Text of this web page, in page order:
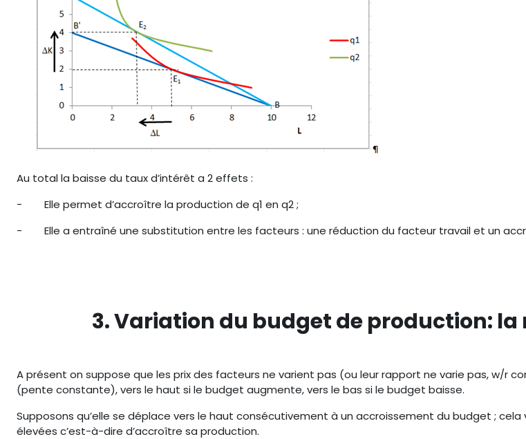
Au total la baisse du taux d’intérêt a 2 effets :
- Elle permet d’accroître la production de q1 en q2 ;
- Elle a entraîné une substitution entre les facteurs : une réduction du facteur travail et un
3. Variation du budget de production:
A présent on suppose que les prix des facteurs ne varient pas (ou leur rapport ne varie pas, w/r
(pente constante), vers le haut si le budget augmente, vers le bas si le budget baisse.
Supposons qu’elle se déplace vers le haut consécutivement à un accroissement du budget ;
élevées c’est-à-dire d’accroître sa production.